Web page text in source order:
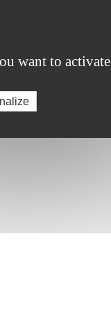
want to activate